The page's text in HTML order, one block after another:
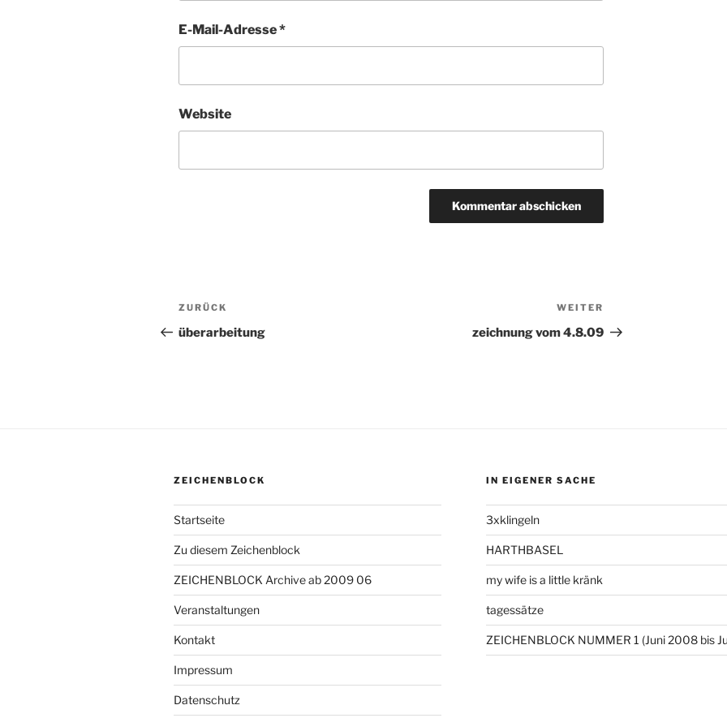
E-Mail-Adresse*
Website
Beitragsnavigation
Vorheriger
Beitrag
ZURÜCK
überarbeitung
Beitrag
WEITER
zeichnung vom 4.8.09
ZEICHENBLOCK
Startseite
Zu diesem Zeichenblock
ZEICHENBLOCK Archive ab 2009 06
Veranstaltungen
Kontakt
Impressum
Datenschutz
IN EIGENER SACHE
3xklingeln
HARTHBASEL
my wife is a little kränk
tagessätze
ZEICHENBLOCK NUMMER 1 (Juni 2008 bis